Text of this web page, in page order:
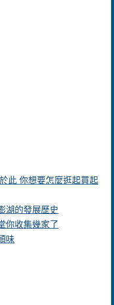
此 你想要怎麼逛起買起
湖的發展歷史
你收集幾家了
味